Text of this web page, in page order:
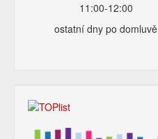
11:00-12:00
ostatní dny po domluvě